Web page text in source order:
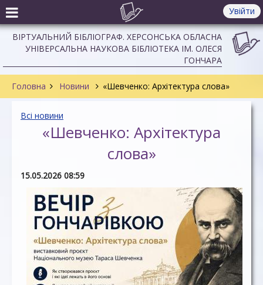
Увійти
ВІРТУАЛЬНИЙ БІБЛІОГРАФ. ХЕРСОНСЬКА ОБЛАСНА
УНІВЕРСАЛЬНА НАУКОВА БІБЛІОТЕКА ІМ. ОЛЕСЯ
ГОНЧАРА
Головна Новини «Шевченко: Архітектура слова»
Всі новини
«Шевченко: Архітектура
слова»
15.05.2026 08:59